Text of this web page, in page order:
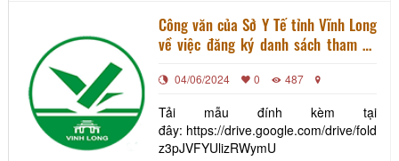
Công văn của Sở Y Tế tỉnh Vĩnh Long
về việc đăng ký danh sách tham dự
nguyên SARS- CoV-2 trong tình hình
mới bằng hình thức trực tuyến
04/06/2024 0 487
Tải mẫu đính kèm tại
đây: https://drive.google.com/drive/
z3pJVFYUlizRWymU